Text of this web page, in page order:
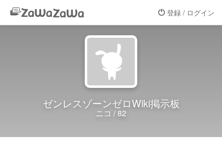
登録 / ログイン
ゼンレスゾーンゼロWiki掲示板
ニコ / 82